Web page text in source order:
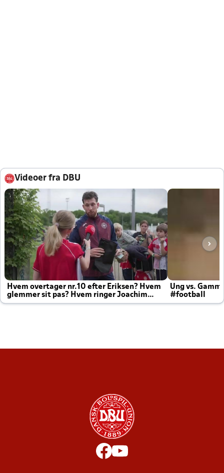
Videoer fra DBU
Hvem overtager nr.10 efter Eriksen? Hvem
glemmer sit pas? Hvem ringer Joachim
altid til efter kampe?
Ung vs.
#football